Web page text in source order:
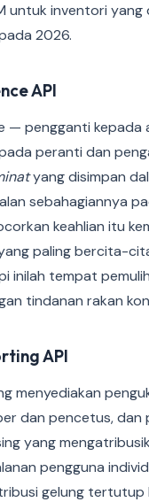
untuk inventori
2026.
API
pengganti kepada
peranti dan
yang disimpan
sebahagiannya
keahlian itu
paling bercita-
inilah tempat
tindanan rakan
API
menyediakan
dan pencetus, dan
yang
pengguna
gelung tertutup